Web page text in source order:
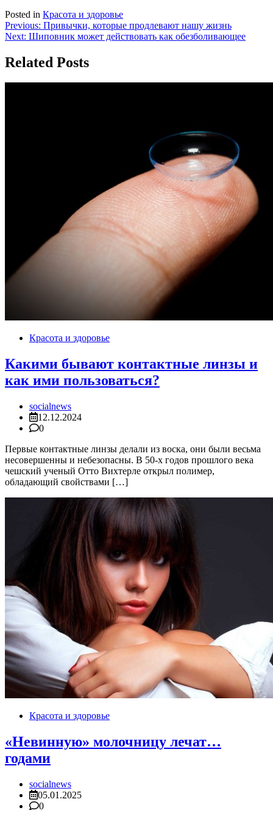
Posted in Красота и здоровье
Навигация
по
записям
Previous: Привычки, которые продлевают нашу жизнь
Next: Шиповник может действовать как обезболивающее
Related Posts
Красота и здоровье
Какими бывают контактные линзы и
как ими пользоваться?
socialnews
12.12.2024
0
Первые контактные линзы делали из воска, они были весьма
несовершенны и небезопасны. В 50-х годов прошлого века
чешский ученый Отто Вихтерле открыл полимер,
обладающий свойствами […]
Красота и здоровье
«Невинную» молочницу лечат…
годами
socialnews
05.01.2025
0